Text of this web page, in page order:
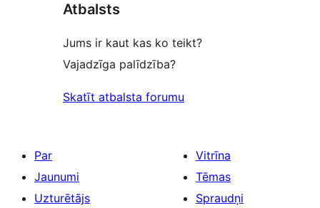
Atbalsts
Jums ir kaut kas ko teikt?
Vajadzīga palīdzība?
Skatīt atbalsta forumu
Par
Jaunumi
Uzturētājs
Vitrīna
Tēmas
Spraudņi